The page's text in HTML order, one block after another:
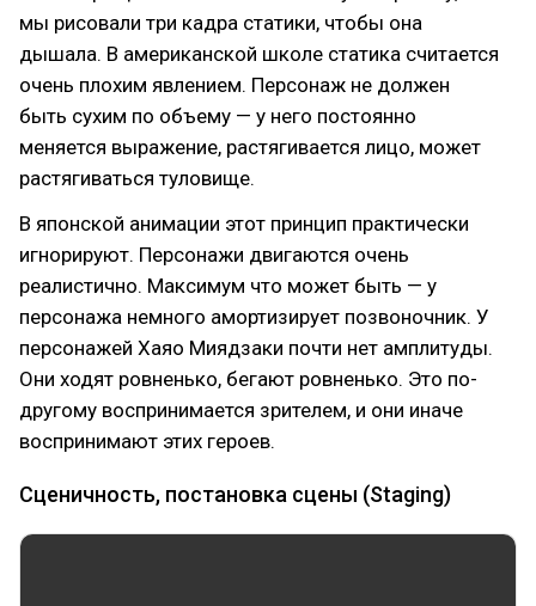
мы рисовали три кадра статики, чтобы она
дышала. В американской школе статика считается
очень плохим явлением. Персонаж не должен
быть сухим по объему — у него постоянно
меняется выражение, растягивается лицо, может
растягиваться туловище.
В японской анимации этот принцип практически
игнорируют. Персонажи двигаются очень
реалистично. Максимум что может быть — у
персонажа немного амортизирует позвоночник. У
персонажей Хаяо Миядзаки почти нет амплитуды.
Они ходят ровненько, бегают ровненько. Это по-
другому воспринимается зрителем, и они иначе
воспринимают этих героев.
Сценичность, постановка сцены (Staging)